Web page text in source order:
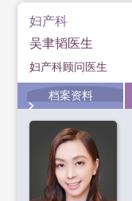
妇产科
吴聿韬医生
妇产科顾问医生
档案资料